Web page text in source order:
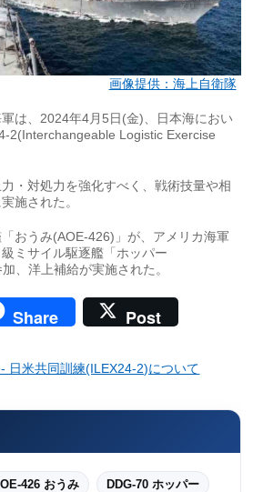
画像提供：海上自衛隊
は、2024年4月5日(金)、日本海におい
2(Interchangeable Logistic Exercise
・対処力を強化すべく、戦術技量や相
施された。
おうみ(AOE-426)」が、アメリカ海軍
ミサイル駆逐艦「ホッパー
、洋上補給が実施された。
Share Post
日米共同訓練(ILEX24-2)について
426 おうみ DDG-70 ホッパー